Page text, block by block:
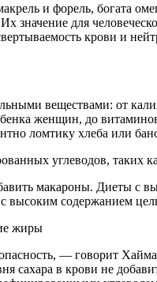
и форель, богата
значение для
крови и
веществами: от
женщин, до
ломтику хлеба или
углеводов, таких
макароны. Диеты с
высоким содержанием
жиры
— говорит
сахара в крови не